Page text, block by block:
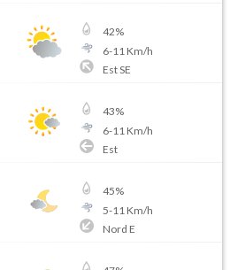
42%
6-11 Km/h
Est SE
43%
6-11 Km/h
Est
45%
5-11 Km/h
Nord E